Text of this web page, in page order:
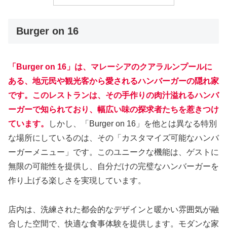
Burger on 16
「Burger on 16」は、マレーシアのクアラルンプールに
ある、地元民や観光客から愛されるハンバーガーの隠れ家
です。このレストランは、その手作りの肉汁溢れるハンバ
ーガーで知られており、幅広い味の探求者たちを惹きつけ
ています。
しかし、「Burger on 16」を他とは異なる特別
な場所にしているのは、その「カスタマイズ可能なハンバ
ーガーメニュー」です。このユニークな機能は、ゲストに
無限の可能性を提供し、自分だけの完璧なハンバーガーを
作り上げる楽しさを実現しています。
店内は、洗練された都会的なデザインと暖かい雰囲気が融
合した空間で、快適な食事体験を提供します。モダンな家